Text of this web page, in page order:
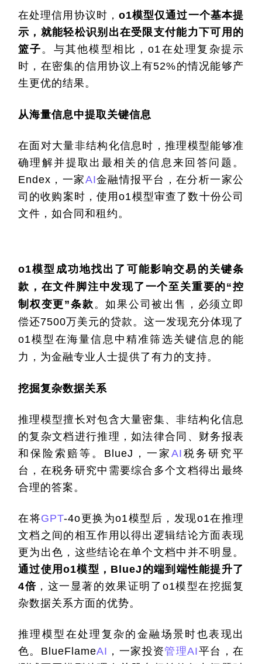
在处理信用协议时， o1模型仅通过一个基本提
示，就能轻松识别出在受限支付能力下可用的
篮子。与其他模型相比，o1在处理复杂提示
时，在密集的信用协议上有52%的情况能够产
生更优的结果。
从海量信息中提取关键信息
在面对大量非结构化信息时，推理模型能够准
确理解并提取出最相关的信息来回答问题。
Endex，一家AI金融情报平台，在分析一家公
司的收购案时，使用o1模型审查了数十份公司
文件，如合同和租约。
o1模型成功地找出了可能影响交易的关键条
款，在文件脚注中发现了一个至关重要的“控
制权变更”条款。如果公司被出售，必须立即
偿还7500万美元的贷款。这一发现充分体现了
o1模型在海量信息中精准筛选关键信息的能
力，为金融专业人士提供了有力的支持。
挖掘复杂数据关系
推理模型擅长对包含大量密集、非结构化信息
的复杂文档进行推理，如法律合同、财务报表
和保险索赔等。BlueJ，一家 AI 税务研究平
台，在税务研究中需要综合多个文档得出最终
合理的答案。
在将GPT-4o更换为o1模型后，发现o1在推理
文档之间的相互作用以得出逻辑结论方面表现
更为出色，这些结论在单个文档中并不明显。
通过使用o1模型，BlueJ的端到端性能提升了
4倍 ，这一显著的效果证明了o1模型在挖掘复
杂数据关系方面的优势。
推理模型在处理复杂的金融场景时也表现出
色。BlueFlameAI ，一家投资管理AI平台，在